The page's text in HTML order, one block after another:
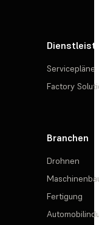
Servicepläne
Factory
Branchen
Drohnen
Fertigung